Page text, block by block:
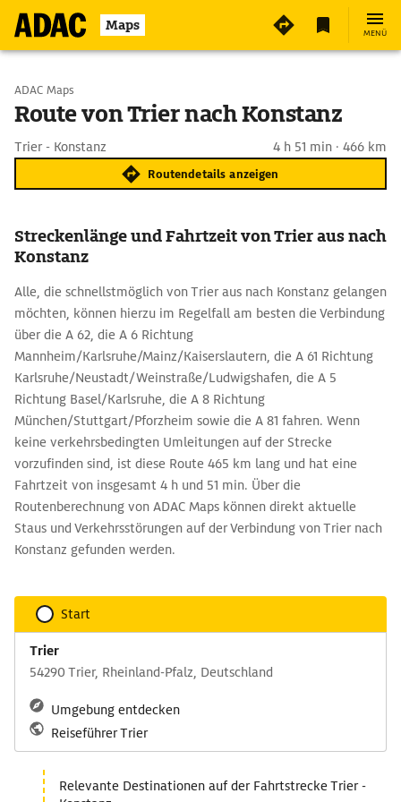
Maps MENÜ
Start wählen
ADAC Maps
Route von Trier nach Konstanz
Trier - Konstanz 4 h 51 min · 466 km
Routendetails anzeigen
Streckenlänge und Fahrtzeit von Trier aus nach
Konstanz
Alle, die schnellstmöglich von Trier aus nach Konstanz gelangen
möchten, können hierzu im Regelfall am besten die Verbindung
über die A 62, die A 6 Richtung
Mannheim/Karlsruhe/Mainz/Kaiserslautern, die A 61 Richtung
Karlsruhe/Neustadt/Weinstraße/Ludwigshafen, die A 5
Richtung Basel/Karlsruhe, die A 8 Richtung
München/Stuttgart/Pforzheim sowie die A 81 fahren. Wenn
keine verkehrsbedingten Umleitungen auf der Strecke
vorzufinden sind, ist diese Route 465 km lang und hat eine
Fahrtzeit von insgesamt 4 h und 51 min. Über die
Routenberechnung von ADAC Maps können direkt aktuelle
Staus und Verkehrsstörungen auf der Verbindung von Trier nach
Konstanz gefunden werden.
Start
Trier
54290 Trier, Rheinland-Pfalz, Deutschland
Umgebung entdecken
Reiseführer Trier
Relevante Destinationen auf der Fahrtstrecke Trier -